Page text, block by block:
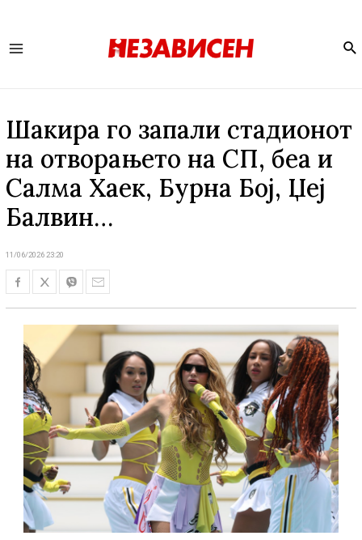
Шакира го запали стадионот
на отворањето на СП, беа и
Салма Хаек, Бурна Бој, Џеј
Балвин…
11/06/2026 23:20